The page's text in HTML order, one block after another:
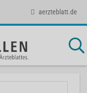
aerzteblatt.de